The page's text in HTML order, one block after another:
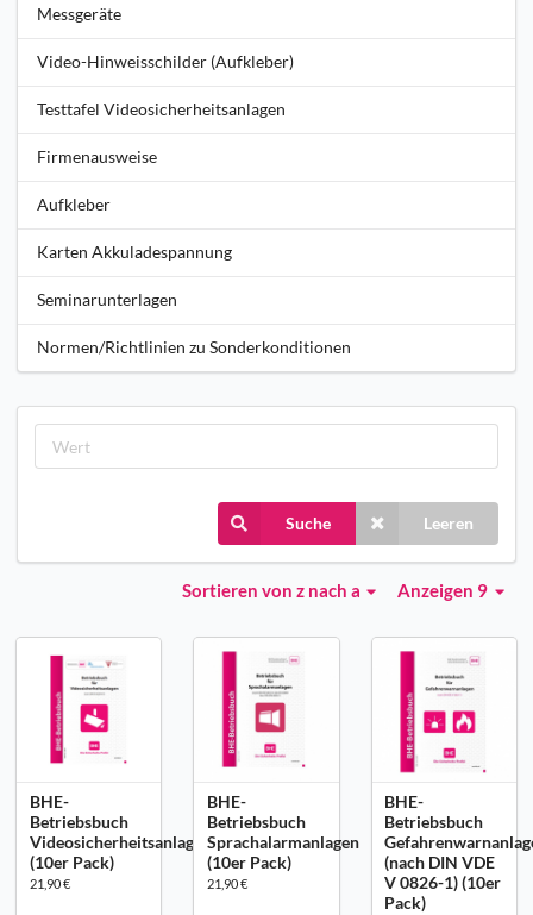
Messgeräte
Video-Hinweisschilder (Aufkleber)
Testtafel Videosicherheitsanlagen
Firmenausweise
Aufkleber
Karten Akkuladespannung
Seminarunterlagen
Normen/Richtlinien zu Sonderkonditionen
Suche Leeren
Anzeigen 9
Sortieren von z nach a
BHE-
Betriebsbuch
Videosicherheitsanlagen
(10er Pack)
21,90 €
BHE-
Betriebsbuch
Sprachalarmanlagen
(10er Pack)
21,90 €
BHE-
Betriebsbuch
(nach DIN VDE
V 0826-1) (10er
Pack)